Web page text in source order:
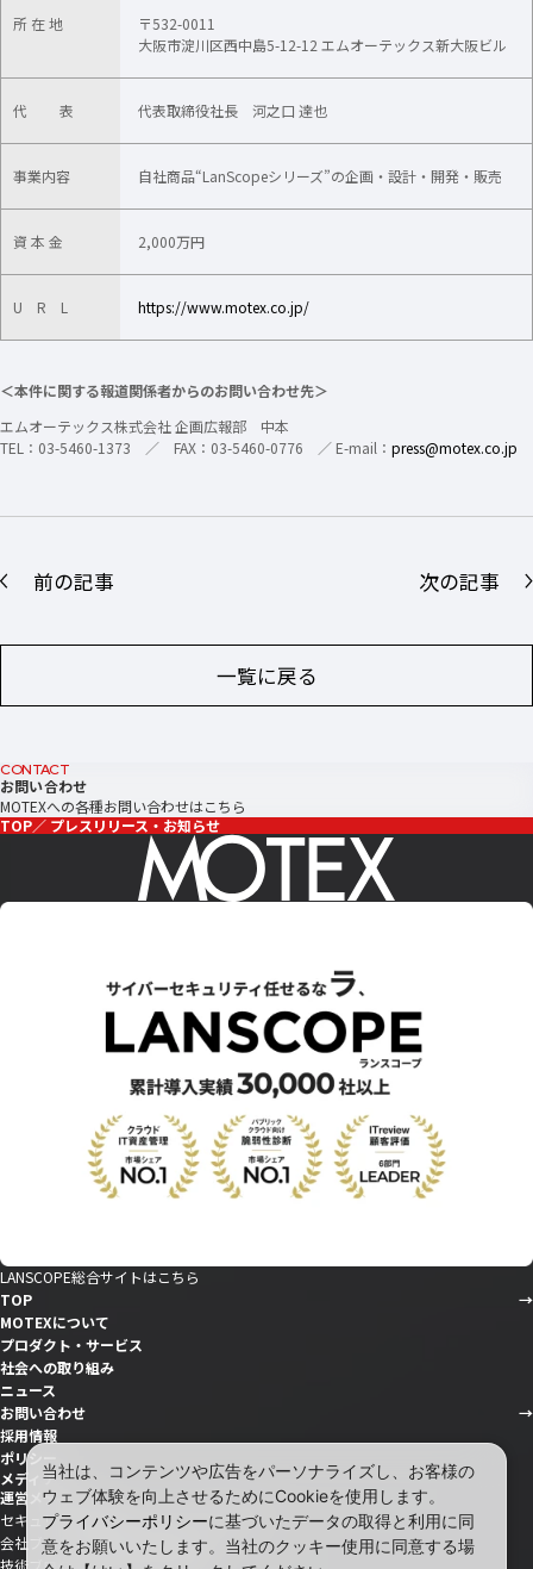
所 在 地
〒532-0011
大阪市淀川区西中島5-12-12 エムオーテックス新大阪ビル
代 表 代表取締役社長 河之口 達也
事業内容 自社商品“LanScopeシリーズ”の企画・設計・開発・販売
資 本 金 2,000万円
U R L https://www.motex.co.jp/
＜本件に関する報道関係者からのお問い合わせ先＞
エムオーテックス株式会社 企画広報部 中本
TEL：03-5460-1373 ／ FAX：03-5460-0776 ／ E-mail： press@motex.co.jp
前の記事
一覧に戻る
次の記事
CONTACT
お問い合わせ
MOTEXへの各種お問い合わせはこちら
TOP
プレスリリース・お知らせ
LANSCOPE総合サイトはこちら
TOP
MOTEXについて
プロダクト・サービス
社会への取り組み
ニュース
お問い合わせ
採用情報
ポリシー
メディア
運営メディア
セキュリティ情報サイト「wiz LANCOPE」
会社ブログ「MOTEX公式note」
技術ブログ「MOTEX TECH BLOG」
当社は、コンテンツや広告をパーソナライズし、お客様の
ウェブ体験を向上させるためにCookieを使用します。
プライバシーポリシーに基づいたデータの取得と利用に同
意をお願いいたします。当社のクッキー使用に同意する場